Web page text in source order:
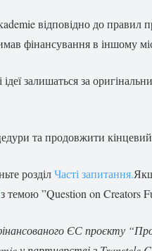
відповідно до правил
фінансування в іншому
ідеї залишаться за
та продовжити
розділЧасті запитання.
з темою ”Question on Creators
ЄС проєкту